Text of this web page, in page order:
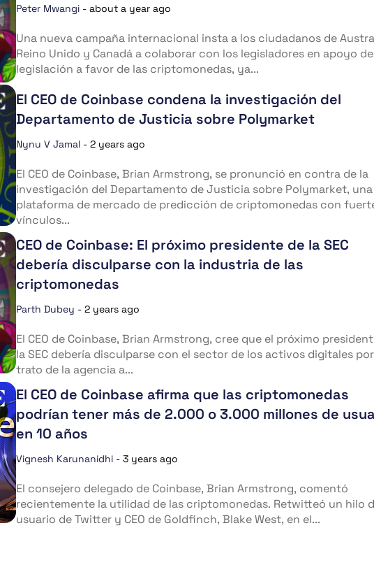
Peter Mwangi - about a year ago
Una nueva campaña internacional insta a los ciudadanos de
Reino Unido y Canadá a colaborar con los legisladores en apoyo
legislación a favor de las criptomonedas, ya...
El CEO de Coinbase condena la investigación del
Departamento de Justicia sobre Polymarket
Nynu V Jamal - 2 years ago
El CEO de Coinbase, Brian Armstrong, se pronunció en contra de la
investigación del Departamento de Justicia sobre Polymarket, una
plataforma de mercado de predicción de criptomonedas con
vínculos...
CEO de Coinbase: El próximo presidente de la SEC
debería disculparse con la industria de las
criptomonedas
Parth Dubey - 2 years ago
El CEO de Coinbase, Brian Armstrong, cree que el próximo
la SEC debería disculparse con el sector de los activos digitales
trato de la agencia a...
El CEO de Coinbase afirma que las criptomonedas
podrían tener más de 2.000 o 3.000 millones de
en 10 años
Vignesh Karunanidhi - 3 years ago
El consejero delegado de Coinbase, Brian Armstrong, comentó
recientemente la utilidad de las criptomonedas. Retwitteó un hilo
usuario de Twitter y CEO de Goldfinch, Blake West, en el...